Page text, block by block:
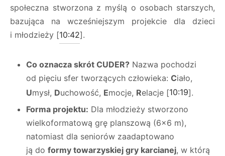
społeczna stworzona z myślą o osobach starszych,
bazująca na wcześniejszym projekcie dla dzieci
i młodzieży [10:42].
Co oznacza skrót CUDER?Nazwa pochodzi
od pięciu sfer tworzących człowieka: Ciało,
Umysł, Duchowość, Emocje, Relacje [10:19].
Forma projektu: Dla młodzieży stworzono
wielkoformatową grę planszową (6×6 m),
natomiast dla seniorów zaadaptowano
ją do formy towarzyskiej gry karcianej, w którą